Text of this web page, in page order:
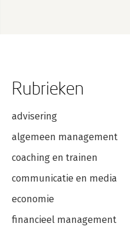
Rubrieken
advisering
algemeen management
coaching en trainen
communicatie en media
economie
financieel management